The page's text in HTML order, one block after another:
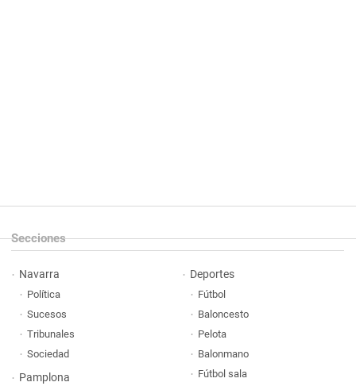
Secciones
Navarra
Política
Sucesos
Tribunales
Sociedad
Pamplona
Deportes
Fútbol
Baloncesto
Pelota
Balonmano
Fútbol sala